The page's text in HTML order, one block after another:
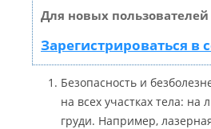
Для новых
Зарегистрироваться в
Безопасность и
на всех участках тела: на
груди. Например,